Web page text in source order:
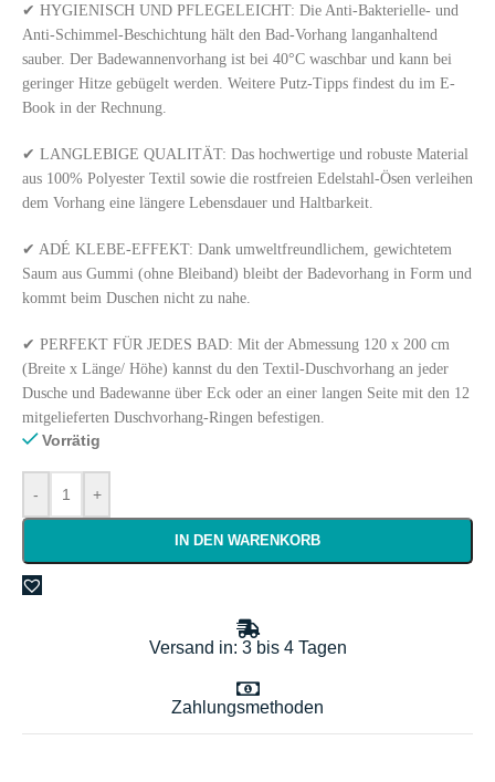
✔ HYGIENISCH UND PFLEGELEICHT: Die Anti-Bakterielle- und
Anti-Schimmel-Beschichtung hält den Bad-Vorhang langanhaltend
sauber. Der Badewannenvorhang ist bei 40°C waschbar und kann bei
geringer Hitze gebügelt werden. Weitere Putz-Tipps findest du im E-
Book in der Rechnung.
✔ LANGLEBIGE QUALITÄT: Das hochwertige und robuste Material
aus 100% Polyester Textil sowie die rostfreien Edelstahl-Ösen verleihen
dem Vorhang eine längere Lebensdauer und Haltbarkeit.
✔ ADÉ KLEBE-EFFEKT: Dank umweltfreundlichem, gewichtetem
Saum aus Gummi (ohne Bleiband) bleibt der Badevorhang in Form und
kommt beim Duschen nicht zu nahe.
✔ PERFEKT FÜR JEDES BAD: Mit der Abmessung 120 x 200 cm
(Breite x Länge/ Höhe) kannst du den Textil-Duschvorhang an jeder
Dusche und Badewanne über Eck oder an einer langen Seite mit den 12
mitgelieferten Duschvorhang-Ringen befestigen.
Vorrätig
- +
IN DEN WARENKORB
Versand in: 3 bis 4 Tagen
Zahlungsmethoden